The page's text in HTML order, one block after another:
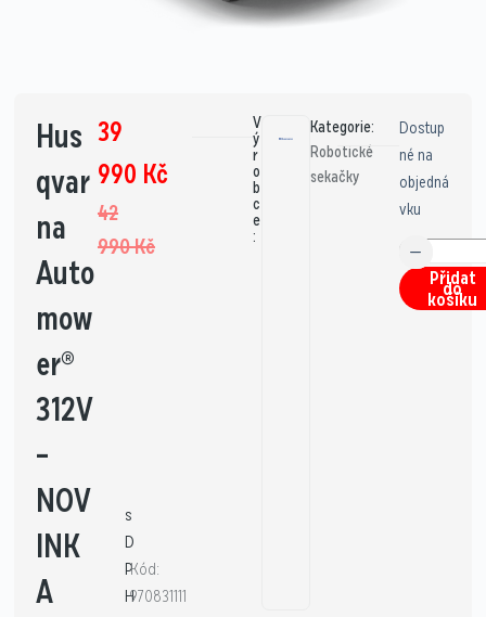
Hus
qvar
na
Auto
mow
er®
312V
–
NOV
INK
A
42
990Kč
39
990 Kč
s
D
P
H
Kód:
970831111
V
ý
r
o
b
c
e
:
Kategorie:
Robotické
sekačky
Dostup
né na
objedná
vku
Přidat
do
košíku